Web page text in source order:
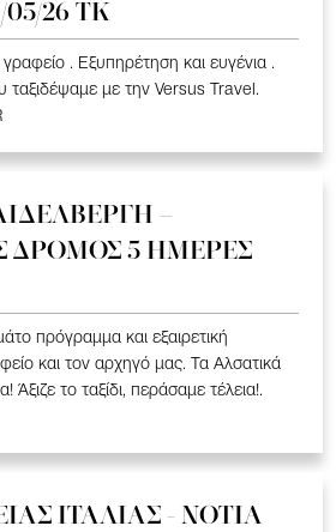
26 TK
. Εξυπηρέτηση και ευγένια .
ταξιδέψαμε με την Versus Travel.
–
ΔΡΟΜΟΣ 5 ΗΜΕΡΕΣ
πρόγραμμα και εξαιρετική
και τον αρχηγό μας. Τα Αλσατικά
το ταξίδι, περάσαμε τέλεια!.
ΙΤΑΛΙΑΣ - ΝΟΤΙΑ